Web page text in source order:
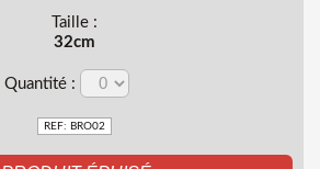
Taille :
32cm
Quantité :
REF: BRO02